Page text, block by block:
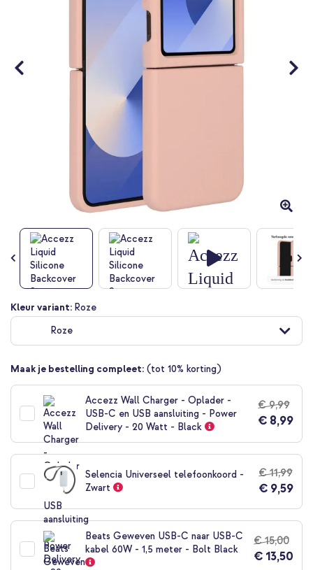
Ga
naar
begin
de
afbeeldingen-
Kleur variant: Roze
Roze
Maak je bestelling compleet: (tot 10% korting)
Accezz Wall Charger - Oplader -
USB-C en USB aansluiting - Power
Delivery - 20 Watt - Black
€ 9,99
€ 8,99
Selencia Universeel telefoonkoord -
Zwart
€ 11,99
€ 9,59
Beats Geweven USB-C naar USB-C
kabel 60W - 1,5 meter - Bolt Black
€ 15,00
€ 13,50